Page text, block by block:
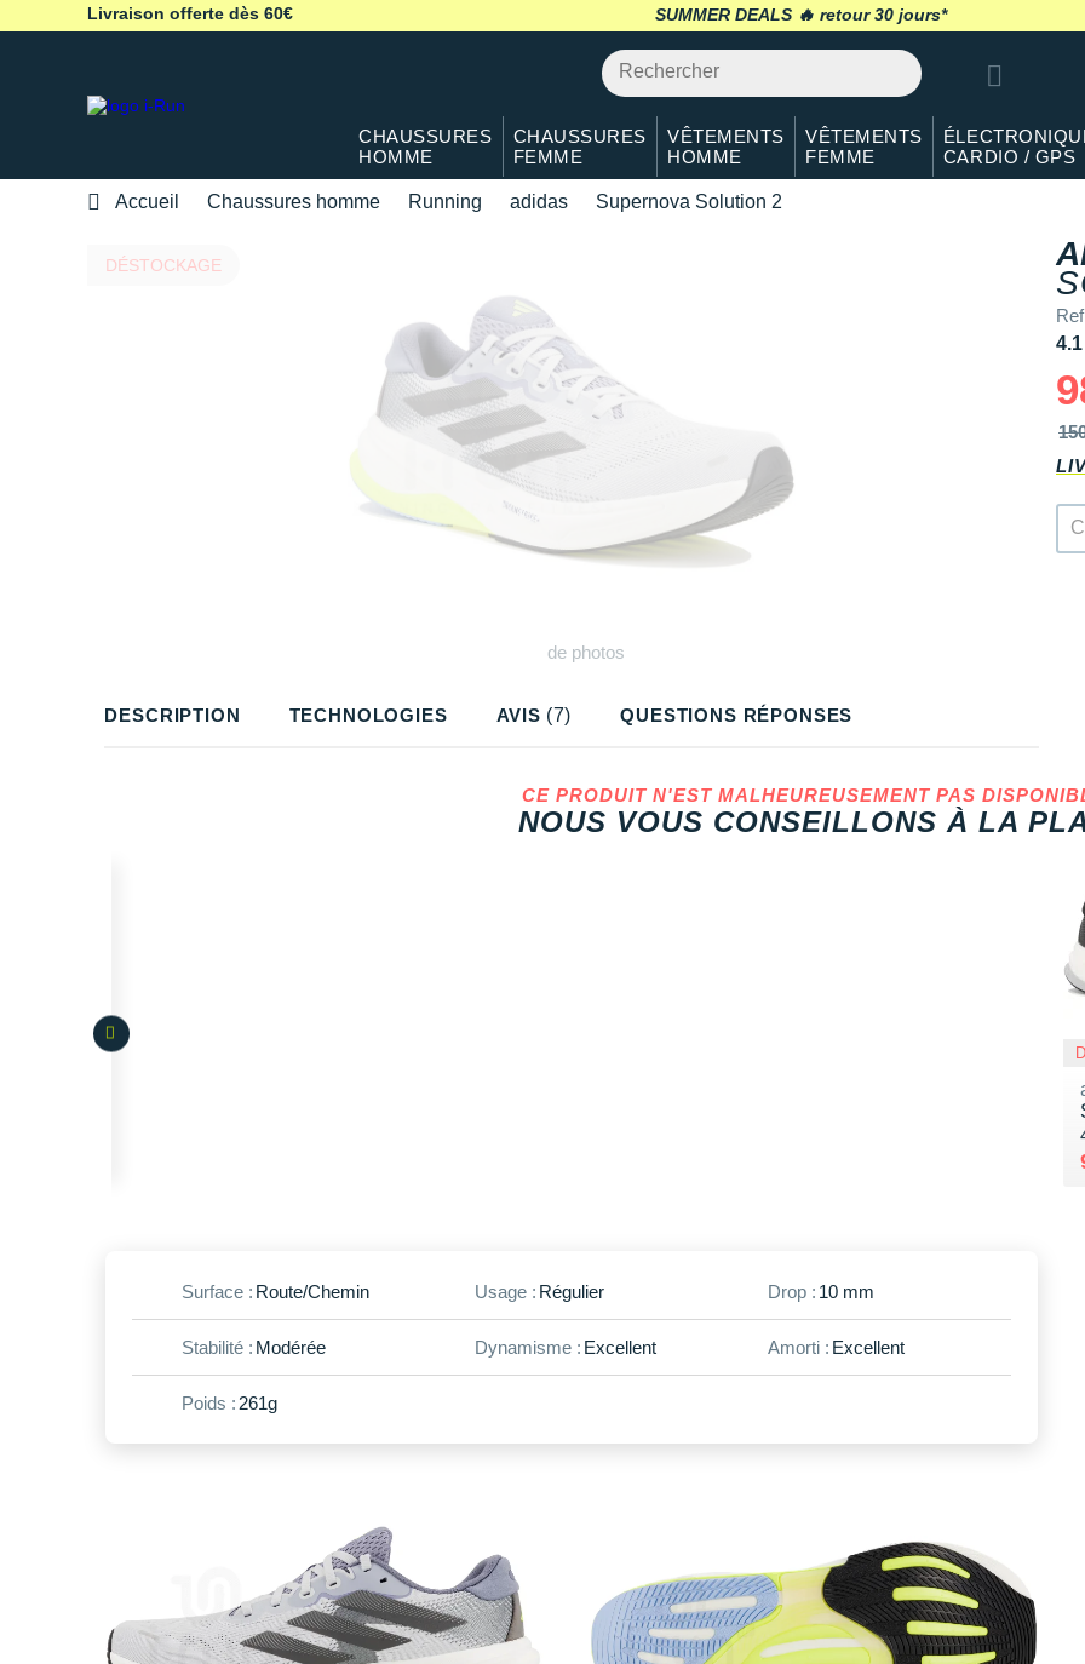
Livraison offerte dès 60€ SUMMER DEALS 🔥 retour 30 jours*
CHAUSSURES
HOMME
CHAUSSURES
FEMME
VÊTEMENTS
HOMME
VÊTEMENTS
FEMME
CARDIO / GPS
Accueil Chaussures homme Running adidas Supernova Solution 2
4.1
DESCRIPTION TECHNOLOGIES AVIS (7) QUESTIONS RÉPONSES
Surface : Route/Chemin Usage : Régulier Drop : 10 mm
Stabilité : Modérée Dynamisme : Excellent Amorti : Excellent
Poids : 261g
DÉSTOCKAGE
Plus
de photos
CE PRODUIT N'EST MALHEUREUSEMENT PAS
NOUS VOUS CONSEILLONS À LA